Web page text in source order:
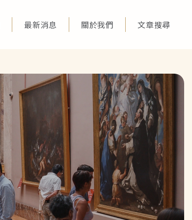
最新消息 關於我們 文章搜尋